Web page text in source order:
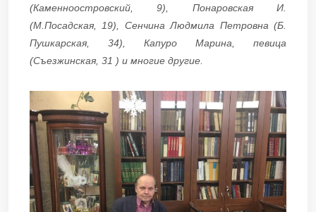
(Каменноостровский, 9), Понаровская И.
(М.Посадская, 19), Сенчина Людмила Петровна (Б.
Пушкарская, 34), Капуро Марина, певица
(Съезжинская, 31 ) и многие другие.